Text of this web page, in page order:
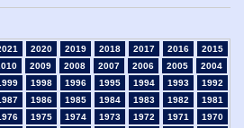
2020 2019 2018 2017 2016
2015
2009 2008 2007 2006 2005
2004
1998 1996 1995 1994 1993
1992
1986 1985 1984 1983 1982
1981
1975 1974 1973 1972 1971
1970